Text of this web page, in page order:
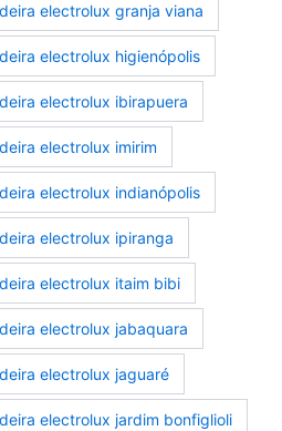
electrolux granja viana
electrolux higienópolis
electrolux ibirapuera
electrolux imirim
electrolux indianópolis
electrolux ipiranga
electrolux itaim bibi
electrolux jabaquara
electrolux jaguaré
electrolux jardim bonfiglioli